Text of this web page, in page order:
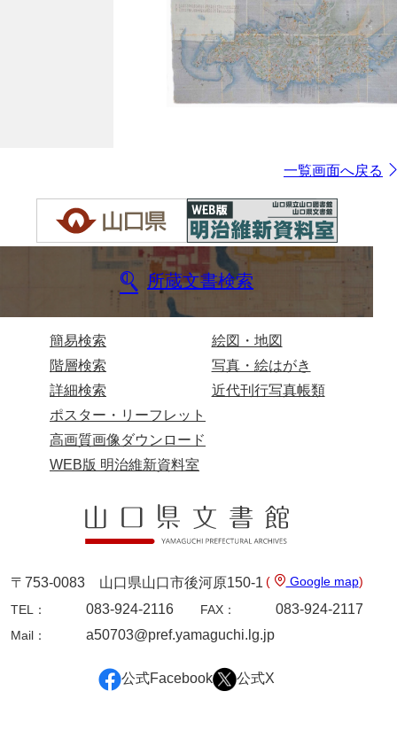
一覧画面へ戻る
所蔵文書検索
簡易検索
階層検索
詳細検索
絵図・地図
写真・絵はがき
近代刊行写真帳類
ポスター・リーフレット
高画質画像ダウンロード
WEB版 明治維新資料室
〒753-0083 山口県山口市後河原150-1 ( Google map)
TEL：
083-924-2116 FAX： 083-924-2117
Mail： a50703@pref.yamaguchi.lg.jp
公式Facebook 公式X